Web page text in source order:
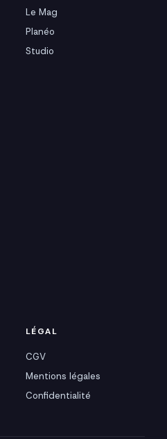
Le Mag
Planéo
Studio
LÉGAL
CGV
Mentions légales
Confidentialité